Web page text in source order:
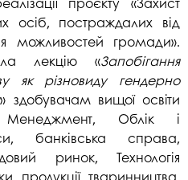
осіб, постраждалих від
можливостей громади».
лекцію «Запобігання
як різновиду гендерно
» здобувачам вищої освіти
Менеджмент, Облік і
банківська справа,
ринок, Технологія
продукції тваринництва.